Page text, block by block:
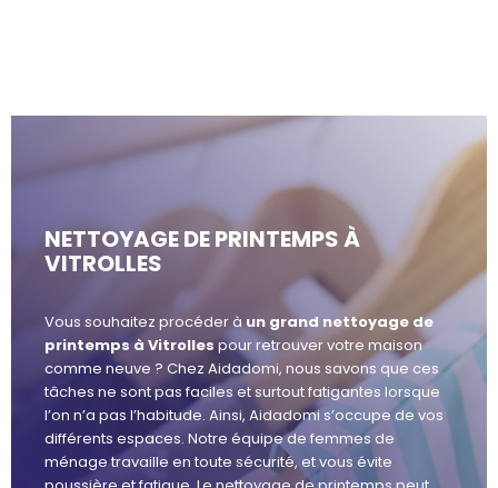
NETTOYAGE DE PRINTEMPS À
VITROLLES
Vous souhaitez procéder àun grand nettoyage de
printemps à Vitrollespour retrouver votre maison
comme neuve ? Chez Aidadomi, nous savons que ces
tâches ne sont pas faciles et surtout fatigantes lorsque
l’on n’a pas l’habitude. Ainsi, Aidadomi s’occupe de vos
différents espaces. Notre équipe de femmes de
ménage travaille en toute sécurité, et vous évite